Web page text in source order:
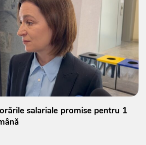
salariale promise pentru 1